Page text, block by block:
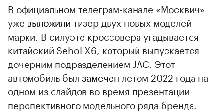
В официальном телеграм-канале «Москвич»
уже выложили тизер двух новых моделей
марки. В силуэте кроссовера угадывается
китайский Sehol X6, который выпускается
дочерним подразделением JAC. Этот
автомобиль был замечен летом 2022 года на
одном из слайдов во время презентации
перспективного модельного ряда бренда.